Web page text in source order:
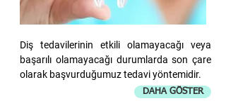
Diş tedavilerinin etkili olamayacağı veya
başarılı olamayacağı durumlarda son çare
olarak başvurduğumuz tedavi yöntemidir.
DAHA GÖSTER